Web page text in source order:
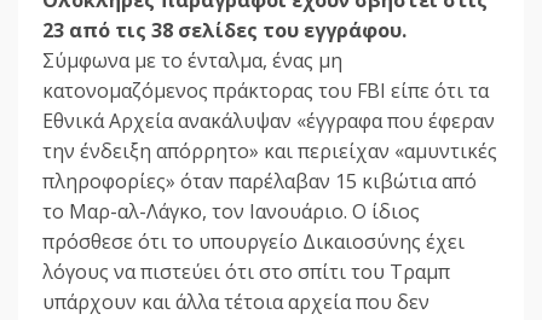
23 από τις 38 σελίδες του εγγράφου.
Σύμφωνα με το ένταλμα, ένας μη
κατονομαζόμενος πράκτορας του FBI είπε ότι τα
Εθνικά Αρχεία ανακάλυψαν «έγγραφα που έφεραν
την ένδειξη απόρρητο» και περιείχαν «αμυντικές
πληροφορίες» όταν παρέλαβαν 15 κιβώτια από
το Μαρ-αλ-Λάγκο, τον Ιανουάριο. Ο ίδιος
πρόσθεσε ότι το υπουργείο Δικαιοσύνης έχει
λόγους να πιστεύει ότι στο σπίτι του Τραμπ
υπάρχουν και άλλα τέτοια αρχεία που δεν